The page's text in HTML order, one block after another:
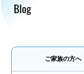
Blog
ご家族の方へ